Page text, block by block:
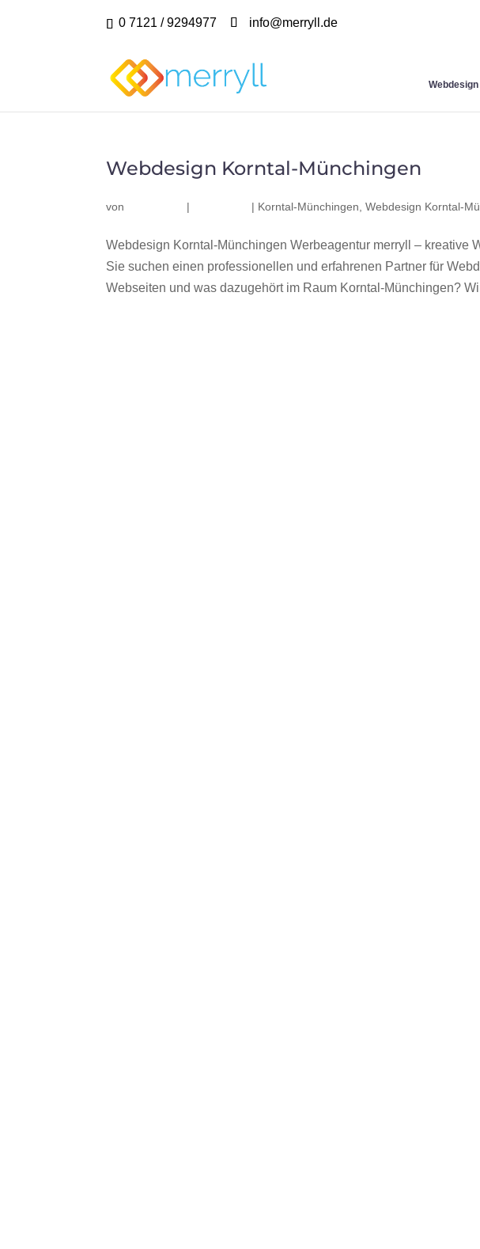
0 7121 / 9294977 info@merryll.de
Webdesign
Webdesign Korntal-Münchingen
von | | Korntal-Münchingen ,Webdesign Korntal-
Webdesign Korntal-Münchingen Werbeagentur merryll – kreative
Sie suchen einen professionellen und erfahrenen Partner für
Webseiten und was dazugehört im Raum Korntal-Münchingen?